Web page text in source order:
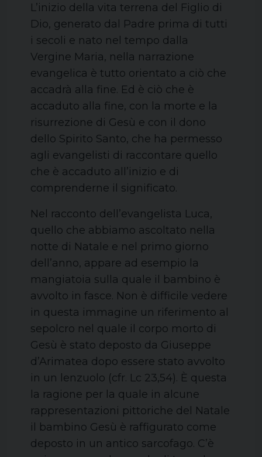
L’inizio della vita terrena del Figlio di
Dio, generato dal Padre prima di tutti
i secoli e nato nel tempo dalla
Vergine Maria, nella narrazione
evangelica è tutto orientato a ciò che
accadrà alla fine. Ed è ciò che è
accaduto alla fine, con la morte e la
risurrezione di Gesù e con il dono
dello Spirito Santo, che ha permesso
agli evangelisti di raccontare quello
che è accaduto all’inizio e di
comprenderne il significato.
Nel racconto dell’evangelista Luca,
quello che abbiamo ascoltato nella
notte di Natale e nel primo giorno
dell’anno, appare ad esempio la
mangiatoia sulla quale il bambino è
avvolto in fasce. Non è difficile vedere
in questa immagine un riferimento al
sepolcro nel quale il corpo morto di
Gesù è stato deposto da Giuseppe
d’Arimatea dopo essere stato avvolto
in un lenzuolo (cfr. Lc 23,54). È questa
la ragione per la quale in alcune
rappresentazioni pittoriche del Natale
il bambino Gesù è raffigurato come
deposto in un antico sarcofago. C’è